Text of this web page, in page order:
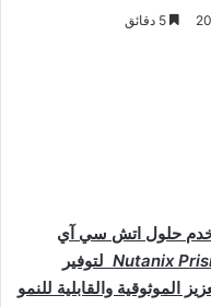
20
حلول اتش سي آي
Nutanix لتوفير
الموثوقية والقابلية للنمو